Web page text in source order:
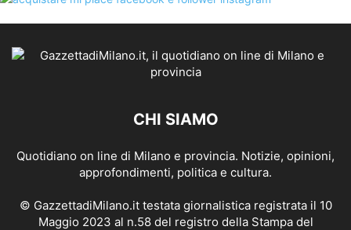
CHI SIAMO
Quotidiano on line di Milano e provincia. Notizie, opinioni,
approfondimenti, politica e cultura.
© GazzettadiMilano.it testata giornalistica registrata il 10
Maggio 2023 al n.58 del registro della Stampa del